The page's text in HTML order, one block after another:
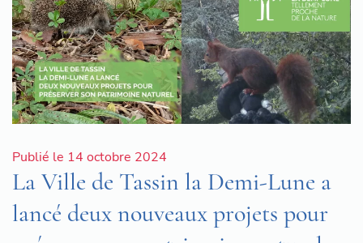
Publié le 14 octobre 2024
La Ville de Tassin la Demi-Lune a
lancé deux nouveaux projets pour